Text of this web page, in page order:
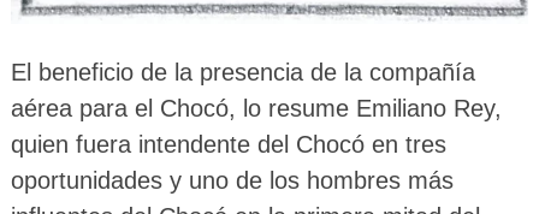
El beneficio de la presencia de la compañía
aérea para el Chocó, lo resume Emiliano Rey,
quien fuera intendente del Chocó en tres
oportunidades y uno de los hombres más